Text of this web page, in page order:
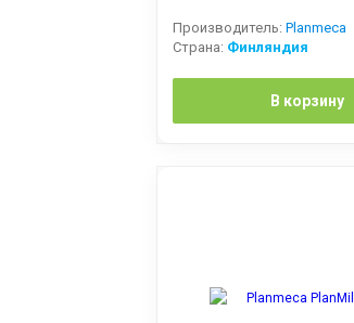
Производитель: Planmeca
Страна: Финляндия
В корзину